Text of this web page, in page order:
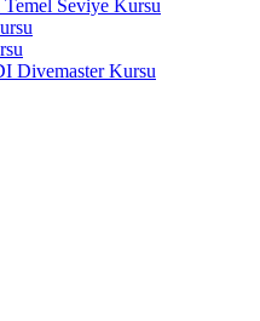
Seviye Kursu
Divemaster Kursu